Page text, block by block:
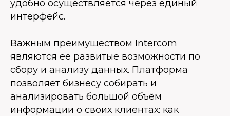
удобно осуществляется через единый
интерфейс.
Важным преимуществом Intercom
являются её развитые возможности по
сбору и анализу данных. Платформа
позволяет бизнесу собирать и
анализировать большой объём
информации о своих клиентах: как